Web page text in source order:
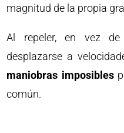
magnitud de la propia
Al repeler, en vez de
desplazarse a
maniobras imposibles
común.